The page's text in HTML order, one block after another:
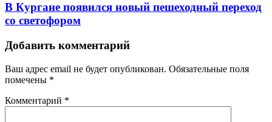
В Кургане появился новый пешеходный переход
со светофором
Добавить комментарий
Ваш адрес email не будет опубликован. Обязательные поля
помечены *
Комментарий *